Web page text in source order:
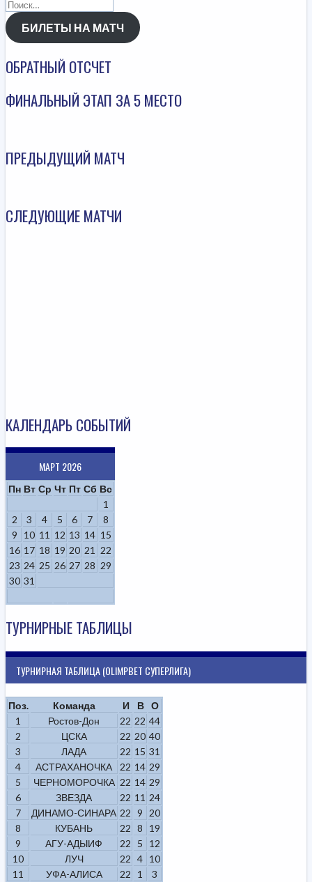
Найти:
БИЛЕТЫ НА МАТЧ
ОБРАТНЫЙ ОТСЧЕТ
ФИНАЛЬНЫЙ ЭТАП ЗА 5 МЕСТО
ПРЕДЫДУЩИЙ МАТЧ
СЛЕДУЮЩИЕ МАТЧИ
КАЛЕНДАРЬ СОБЫТИЙ
МАРТ 2026
Пн Вт Ср Чт Пт Сб Вс
1
2
3 4 5 6 7
8
9
10 11 12 13 14 15
16 17 18 19 20 21
22
23 24 25 26 27 28 29
30 31
ТУРНИРНЫЕ ТАБЛИЦЫ
ТУРНИРНАЯ ТАБЛИЦА (OLIMPBET СУПЕРЛИГА)
Поз. Команда И В
О
1
Ростов-Дон 22 22 44
2
ЦСКА 22 20 40
3
ЛАДА 22 15 31
4
АСТРАХАНОЧКА 22 14 29
5
ЧЕРНОМОРОЧКА 22 14 29
6
ЗВЕЗДА 22 11 24
7
ДИНАМО-СИНАРА 22 9
20
8
КУБАНЬ 22 8
19
9
АГУ-АДЫИФ 22 5
12
10
ЛУЧ 22 4 10
11
УФА-АЛИСА 22 1
3